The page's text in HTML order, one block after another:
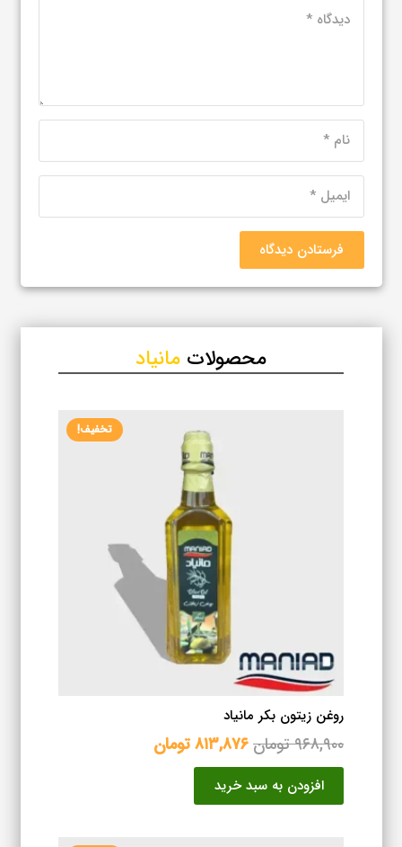
فرستادن دیدگاه
محصولات مانیاد
تخفیف!
روغن زیتون بکر مانیاد
۹۶۸,۹۰۰تومانقیمت
اصلی
بود.
۸۱۳,۸۷۶تومان
افزودن به سبد خرید